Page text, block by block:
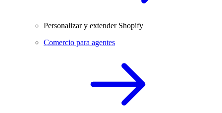
Personalizar y extender Shopify
Comercio para agentes